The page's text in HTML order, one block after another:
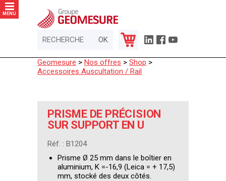
MENU
Geomesure > Nos offres > Shop >
Accessoires Auscultation / Rail
PRISME DE PRÉCISION
SUR SUPPORT EN U
Réf. : B1204
Prisme Ø 25 mm dans le boîtier en
aluminium, K =-16,9 (Leica = + 17,5)
mm, stocké des deux côtés.
Panneau de gestion des cookies